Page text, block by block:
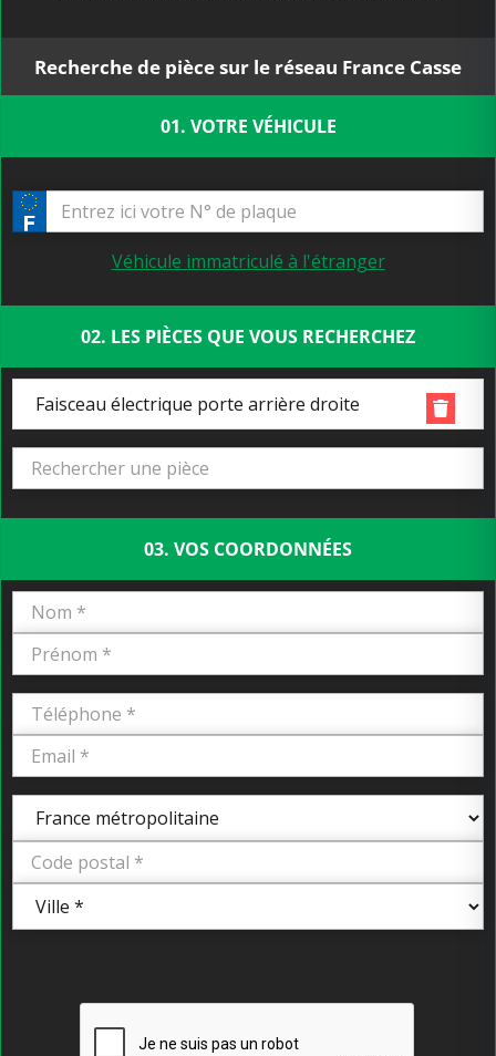
Recherche de pièce sur le réseau France Casse
01. VOTRE VÉHICULE
Véhicule immatriculé à l'étranger
02. LES PIÈCES QUE VOUS RECHERCHEZ
Faisceau électrique porte arrière droite
03. VOS COORDONNÉES